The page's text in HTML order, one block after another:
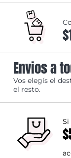
Envios a
Vos elegís el
el resto.